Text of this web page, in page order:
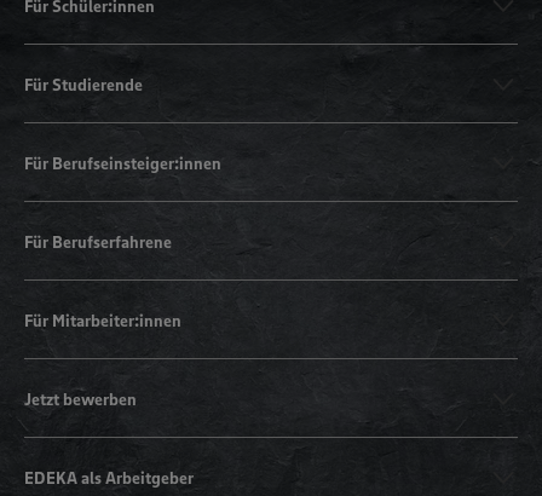
Für Schüler:innen
Für Studierende
Für Berufseinsteiger:innen
Für Berufserfahrene
Für Mitarbeiter:innen
Jetzt bewerben
EDEKA als Arbeitgeber